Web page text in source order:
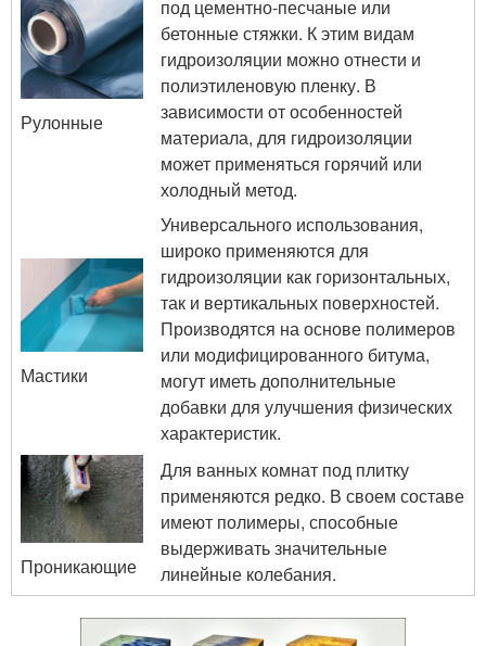
Рулонные
под цементно-песчаные или
бетонные стяжки. К этим видам
гидроизоляции можно отнести и
полиэтиленовую пленку. В
зависимости от особенностей
материала, для гидроизоляции
может применяться горячий или
холодный метод.
Мастики
Универсального использования,
широко применяются для
гидроизоляции как горизонтальных,
так и вертикальных поверхностей.
Производятся на основе полимеров
или модифицированного битума,
могут иметь дополнительные
добавки для улучшения физических
характеристик.
Проникающие
Для ванных комнат под плитку
применяются редко. В своем составе
имеют полимеры, способные
выдерживать значительные
линейные колебания.